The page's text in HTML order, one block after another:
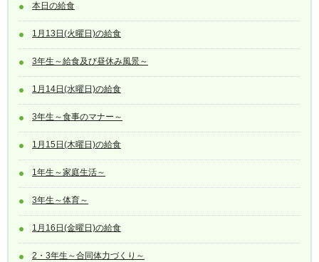
本日の給食
1月13日(火曜日)の給食
3年生～給食及び昼休み風景～
1月14日(水曜日)の給食
3年生～食事のマナー～
1月15日(木曜日)の給食
1年生～家庭生活～
3年生～体育～
1月16日(金曜日)の給食
2・3年生～合同体力づくり～